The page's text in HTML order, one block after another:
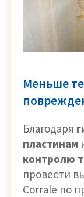
Меньше
Благодаря
пластинам
контролю
провести
Corrale по